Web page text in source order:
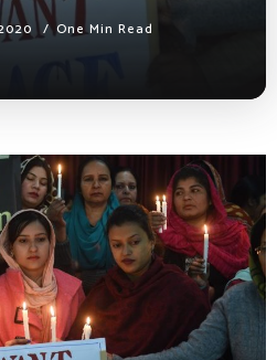
One Min Read